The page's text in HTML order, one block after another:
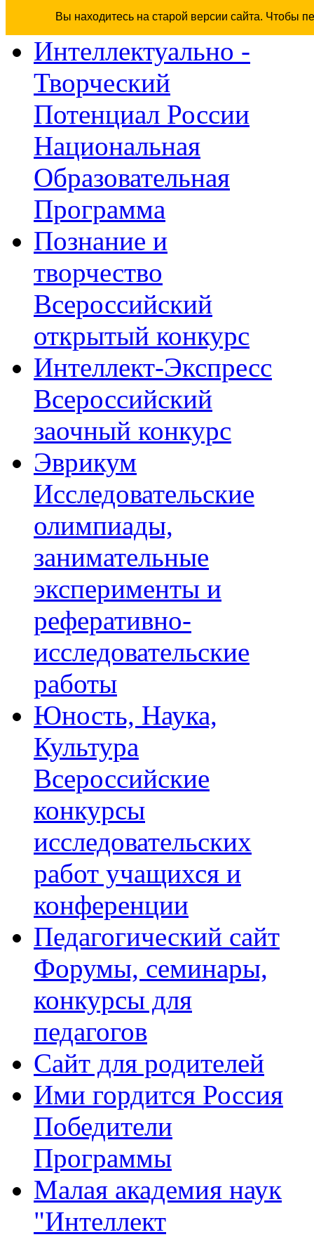
Вы находитесь на старой версии сайта. Чтобы
Интеллектуально -
Творческий
Потенциал России
Национальная
Образовательная
Программа
Познание и
творчество
Всероссийский
открытый конкурс
Интеллект-Экспресс
Всероссийский
заочный конкурс
Эврикум
Исследовательские
олимпиады,
занимательные
эксперименты и
реферативно-
исследовательские
работы
Юность, Наука,
Культура
Всероссийские
конкурсы
исследовательских
работ учащихся и
конференции
Педагогический сайт
Форумы, семинары,
конкурсы для
педагогов
Сайт для родителей
Ими гордится Россия
Победители
Программы
Малая академия наук
"Интеллект